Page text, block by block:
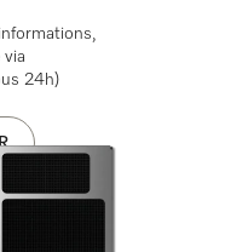
via
24h)